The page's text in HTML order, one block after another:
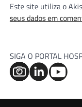
Este site utiliza o
seus dados em
SIGA O PORTAL